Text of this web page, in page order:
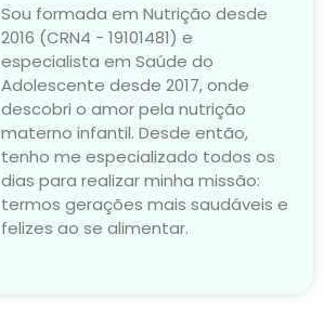
Sou formada em Nutrição desde
2016 (CRN4 - 19101481) e
especialista em Saúde do
Adolescente desde 2017, onde
descobri o amor pela nutrição
materno infantil. Desde então,
tenho me especializado todos os
dias para realizar minha missão:
termos gerações mais saudáveis e
felizes ao se alimentar.